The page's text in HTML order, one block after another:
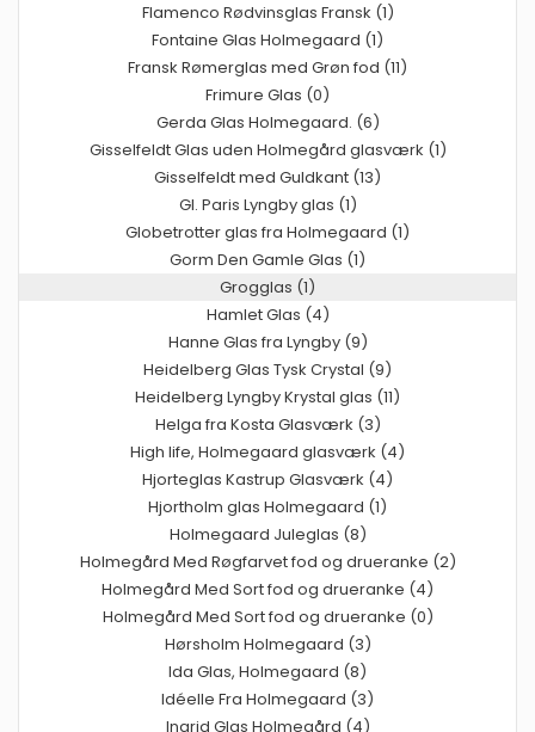
Flamenco Rødvinsglas Fransk (1)
Fontaine Glas Holmegaard (1)
Fransk Rømerglas med Grøn fod (11)
Frimure Glas (0)
Gerda Glas Holmegaard. (6)
Gisselfeldt Glas uden Holmegård glasværk (1)
Gisselfeldt med Guldkant (13)
Gl. Paris Lyngby glas (1)
Globetrotter glas fra Holmegaard (1)
Gorm Den Gamle Glas (1)
Grogglas (1)
Hamlet Glas (4)
Hanne Glas fra Lyngby (9)
Heidelberg Glas Tysk Crystal (9)
Heidelberg Lyngby Krystal glas (11)
Helga fra Kosta Glasværk (3)
High life, Holmegaard glasværk (4)
Hjorteglas Kastrup Glasværk (4)
Hjortholm glas Holmegaard (1)
Holmegaard Juleglas (8)
Holmegård Med Røgfarvet fod og drueranke (2)
Holmegård Med Sort fod og drueranke (4)
Holmegård Med Sort fod og drueranke (0)
Hørsholm Holmegaard (3)
Ida Glas, Holmegaard (8)
Idéelle Fra Holmegaard (3)
Ingrid Glas Holmegård (4)